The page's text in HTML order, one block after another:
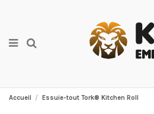
Accueil Essuie-tout Tork® Kitchen Roll